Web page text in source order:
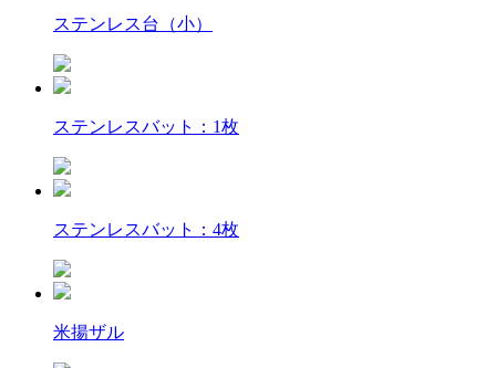
ステンレス台（小）
ステンレスバット：1枚
ステンレスバット：4枚
米揚ザル